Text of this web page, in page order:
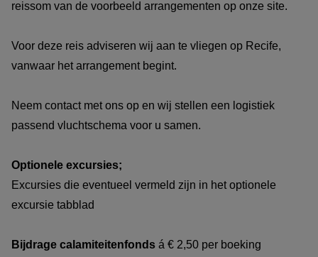
reissom van de voorbeeld arrangementen op onze site.
Voor deze reis adviseren wij aan te vliegen op Recife,
vanwaar het arrangement begint.
Neem contact met ons op en wij stellen een logistiek
passend vluchtschema voor u samen.
Optionele excursies;
Excursies die eventueel vermeld zijn in het optionele
excursie tabblad
Bijdrage calamiteitenfonds á € 2,50 per boeking